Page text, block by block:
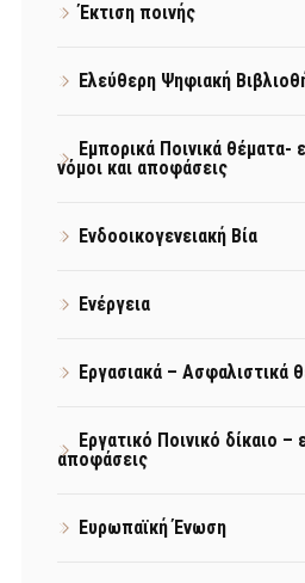
Έκτιση ποινής
Ελεύθερη Ψηφιακή
Εμπορικά Ποινικά θέματα-
νόμοι και αποφάσεις
Ενδοοικογενειακή Βία
Ενέργεια
Εργασιακά – Ασφαλιστικά
Εργατικό Ποινικό δίκαιο –
αποφάσεις
Ευρωπαϊκή Ένωση